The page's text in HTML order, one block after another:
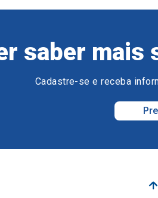
saber mais
Cadastre-se e receba